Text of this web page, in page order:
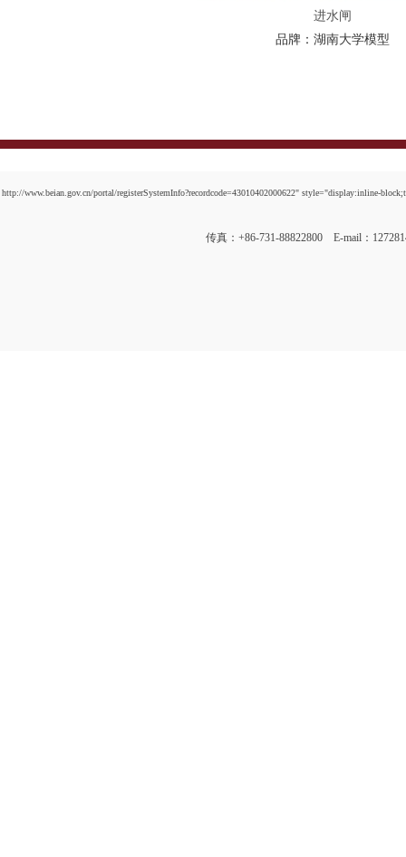
进水闸
品牌： 湖南大学模型
http://www.beian.gov.cn/portal/registerSystemInfo?recordcode=43010402000622" style="display:inline-
传真：+86-731-88822800 E-mail：